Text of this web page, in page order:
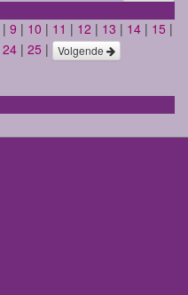
| 9 | 10 | 11 | 12 | 13 | 14 | 15 |
24 | 25 | Volgende